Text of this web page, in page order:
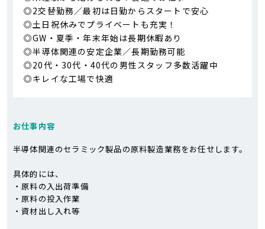
◎2交替勤務／最初は日勤からスタートで安心
◎土日祝休みでプライベートも充実！
◎GW・夏季・年末年始は長期休暇あり
◎半導体関連の安定企業／長期勤務可能
◎20代・30代・40代の男性スタッフ多数活躍中
◎キレイな工場で快適
お仕事内容
半導体関連のセラミック製品の原料製造業務をお任せします。
具体的には、
・原料の入出荷準備
・原料の投入作業
・資材出し入れ等